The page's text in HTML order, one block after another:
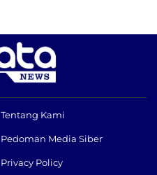
Tentang Kami
Pedoman Media Siber
Privacy Policy